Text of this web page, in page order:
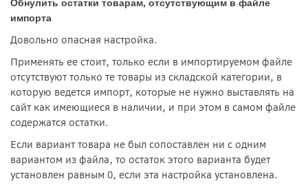
Обнулить остатки товарам, отсутствующим в файле
импорта
Довольно опасная настройка.
Применять ее стоит, только если в импортируемом файле
отсутствуют только те товары из складской категории, в
которую ведется импорт, которые не нужно выставлять на
сайт как имеющиеся в наличии, и при этом в самом файле
содержатся остатки.
Если вариант товара не был сопоставлен ни с одним
вариантом из файла, то остаток этого варианта будет
установлен равным 0, если эта настройка установлена.